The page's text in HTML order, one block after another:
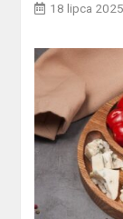
18 lipca 2025